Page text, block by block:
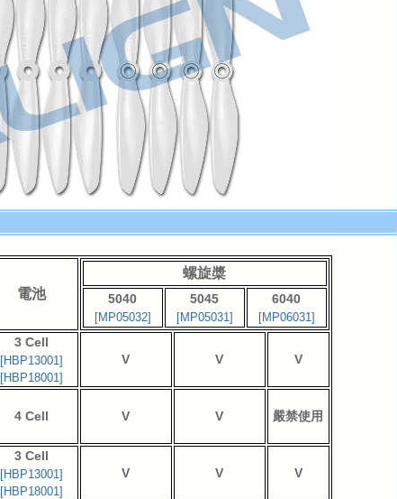
電池
螺旋槳
5040
[MP05032]
5045
[MP05031]
6040
[MP06031]
3 Cell
[HBP13001]
[HBP18001]
V V V
4 Cell V V 嚴禁使用
3 Cell
[HBP13001]
[HBP18001]
V V V